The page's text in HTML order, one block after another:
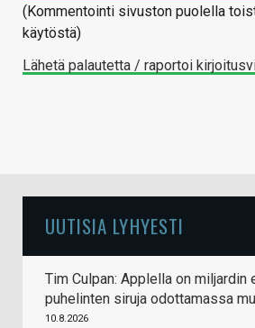
(Kommentointi sivuston puolella
käytöstä)
Lähetä palautetta / raportoi
UUTISIA LYHYESTI
Tim Culpan: Applella on miljardin
puhelinten siruja odottamassa
10.8.2026